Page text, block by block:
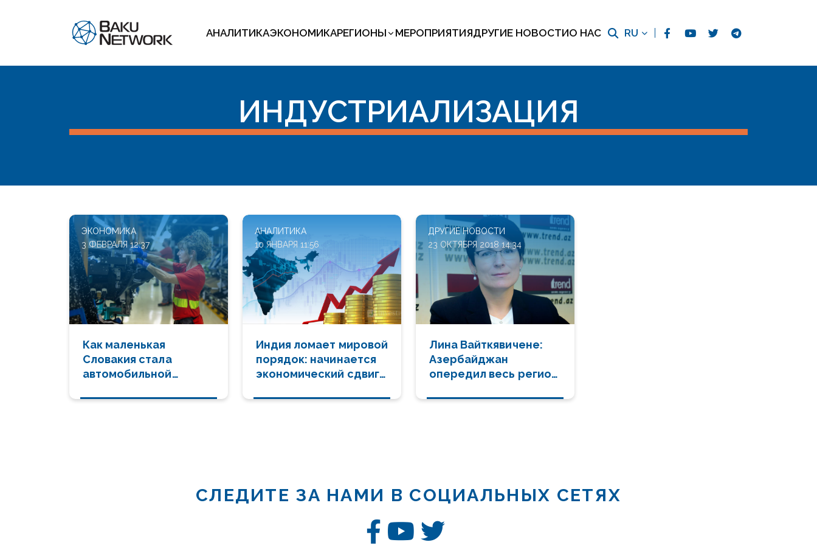
АНАЛИТИКАЭКОНОМИКАРЕГИОНЫ МЕРОПРИЯТИЯДРУГИЕ НОВОСТИО НАС RU
ИНДУСТРИАЛИЗАЦИЯ
ЭКОНОМИКА
3 ФЕВРАЛЯ 12:37
Как маленькая
Словакия стала
автомобильной
АНАЛИТИКА
10 ЯНВАРЯ 11:56
Индия ломает мировой
порядок: начинается
экономический сдвиг
ДРУГИЕ НОВОСТИ
23 ОКТЯБРЯ 2018 14:34
Лина Вайткявичене:
Азербайджан
опередил весь регион,
транснациональное
СЛЕДИТЕ ЗА НАМИ В СОЦИАЛЬНЫХ СЕТЯХ